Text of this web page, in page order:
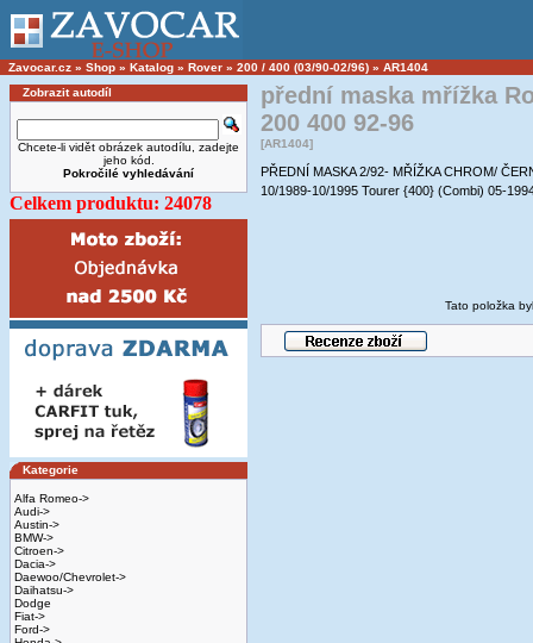
Zavocar.cz » Shop » Katalog » Rover » 200 / 400 (03/90-02/96) » AR1404
Zobrazit autodíl
Chcete-li vidět obrázek autodílu, zadejte
jeho kód.
Pokročilé vyhledávání
Celkem produktu: 24078
Kategorie
Alfa Romeo->
Audi->
Austin->
BMW->
Citroen->
Dacia->
Daewoo/Chevrolet->
Daihatsu->
Dodge
Fiat->
Ford->
přední maska mřížka
200 400 92-96
[AR1404]
PŘEDNÍ MASKA 2/92- MŘÍŽKA CHROM/
10/1989-10/1995 Tourer {400} (Combi) 05-
Tato položka